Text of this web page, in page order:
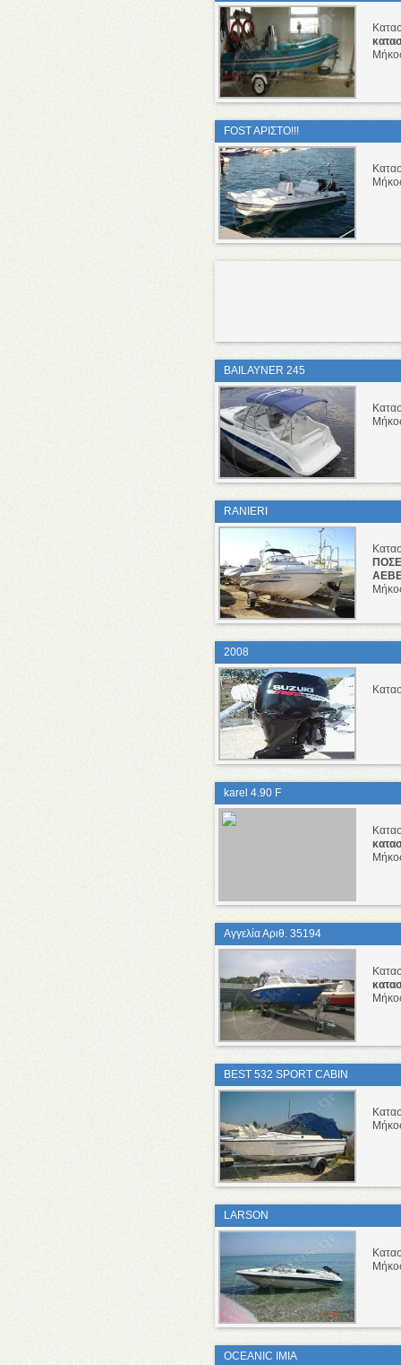
FOST AΡΙΣΤΟ!!!
BAILAYNER 245
RANIERI
2008
karel 4.90 F
Αγγελία Αριθ. 35194
BEST 532 SPORT CABIN
LARSON
OCEANIC IMIA